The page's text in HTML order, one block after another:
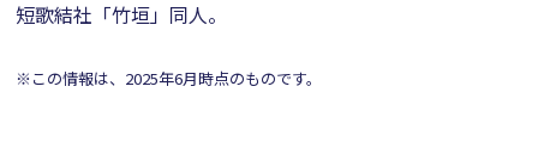
短歌結社「竹垣」同人。
※この情報は、2025年6月時点のものです。